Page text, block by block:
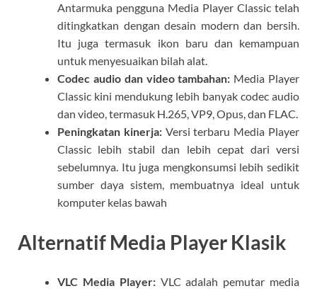
Antarmuka pengguna Media Player Classic telah
ditingkatkan dengan desain modern dan bersih.
Itu juga termasuk ikon baru dan kemampuan
untuk menyesuaikan bilah alat.
Codec audio dan video tambahan: Media Player
Classic kini mendukung lebih banyak codec audio
dan video, termasuk H.265, VP9, Opus, dan FLAC.
Peningkatan kinerja:Versi terbaru Media Player
Classic lebih stabil dan lebih cepat dari versi
sebelumnya. Itu juga mengkonsumsi lebih sedikit
sumber daya sistem, membuatnya ideal untuk
komputer kelas bawah
Alternatif Media Player Klasik
VLC Media Player:VLC adalah pemutar media